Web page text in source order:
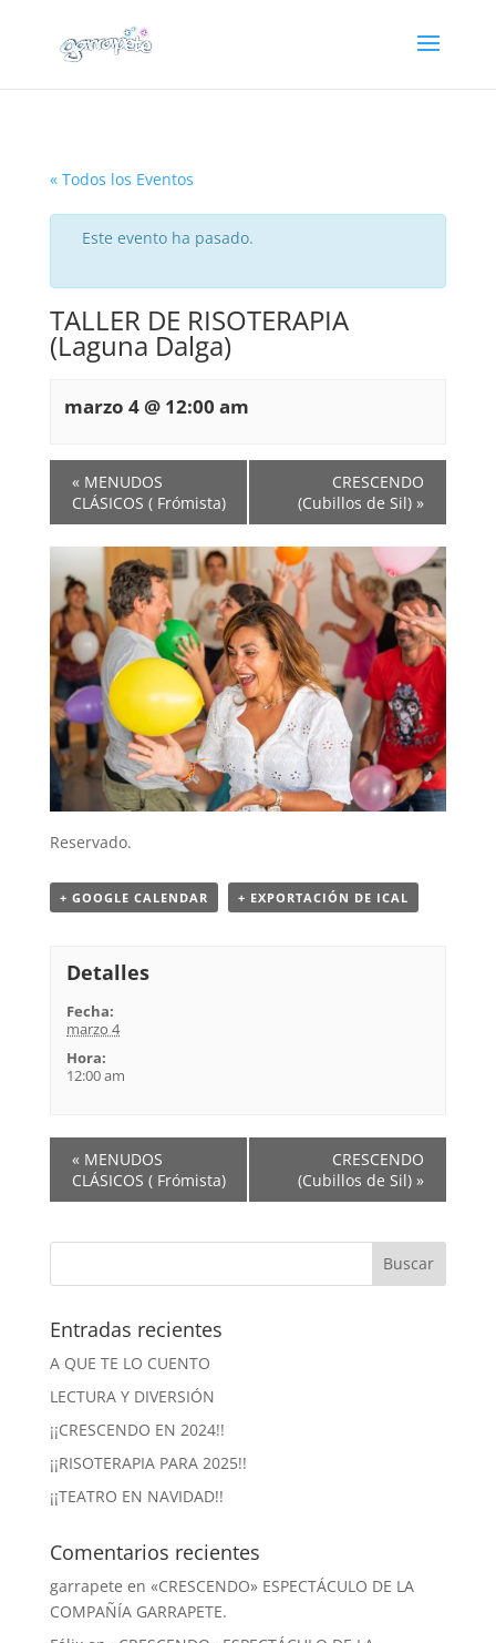
« Todos los Eventos
Este evento ha pasado.
TALLER DE RISOTERAPIA
(Laguna Dalga)
marzo 4 @ 12:00 am
«MENUDOS
CLÁSICOS ( Frómista)
CRESCENDO
(Cubillos de Sil)»
Reservado.
+ GOOGLE CALENDAR + EXPORTACIÓN DE ICAL
Detalles
Fecha:
marzo 4
Hora:
12:00 am
«MENUDOS
CLÁSICOS ( Frómista)
CRESCENDO
(Cubillos de Sil)»
Entradas recientes
A QUE TE LO CUENTO
LECTURA Y DIVERSIÓN
¡¡CRESCENDO EN 2024!!
¡¡RISOTERAPIA PARA 2025!!
¡¡TEATRO EN NAVIDAD!!
Comentarios recientes
garrapete en «CRESCENDO» ESPECTÁCULO DE LA
COMPAÑÍA GARRAPETE.